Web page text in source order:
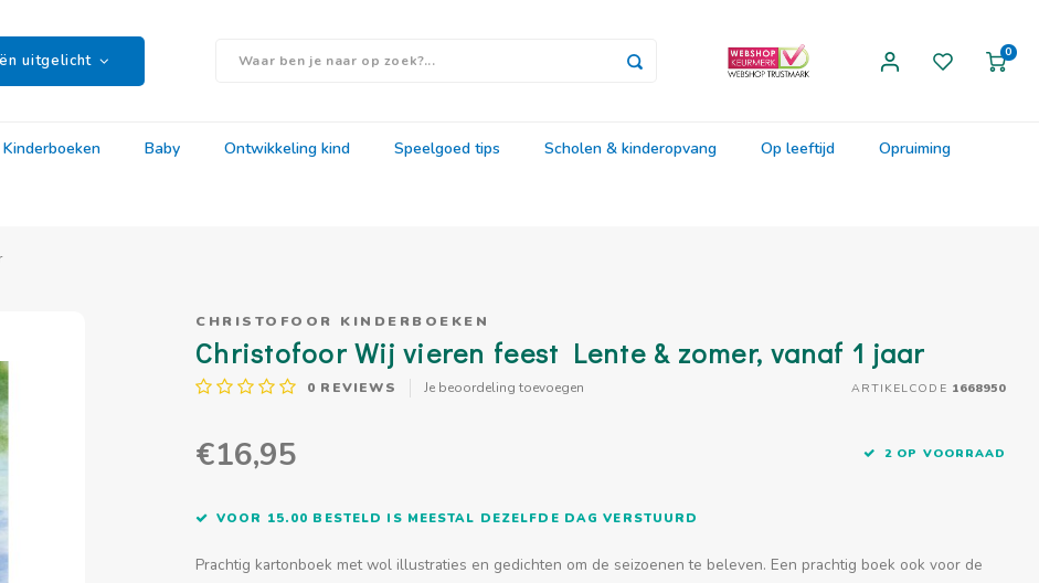
uitgelicht 0
Kinderboeken Baby Ontwikkeling kind Speelgoed tips Scholen & kinderopvang Op leeftijd Opruiming
CHRISTOFOOR KINDERBOEKEN
Christofoor Wij vieren feest Lente & zomer, vanaf 1 jaar
0 REVIEWS Je beoordeling toevoegen ARTIKELCODE 1668950
€16,95 2 OP VOORRAAD
VOOR 15.00 BESTELD IS MEESTAL DEZELFDE DAG VERSTUURD
Prachtig kartonboek met wol illustraties en gedichten om de seizoenen te beleven. Een prachtig boek ook voor de